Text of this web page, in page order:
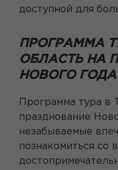
доступной для
ПРОГРАММА
ОБЛАСТЬ НА
НОВОГО ГОДА
Программа тура в
празднование
незабываемые
познакомиться со